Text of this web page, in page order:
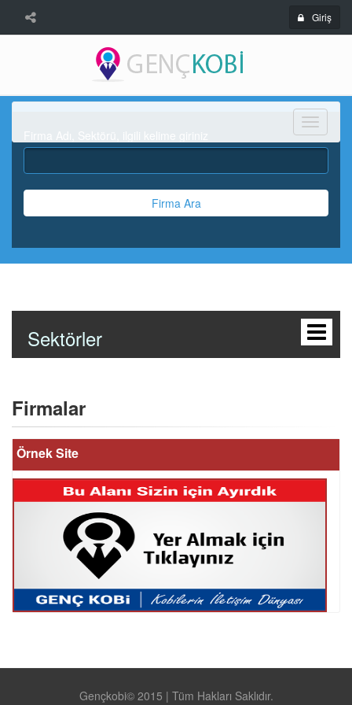
Giriş
Menü
Firma Ara
Sektörler
Firmalar
Örnek Site
Gençkobi© 2015 | Tüm Hakları Saklıdır.